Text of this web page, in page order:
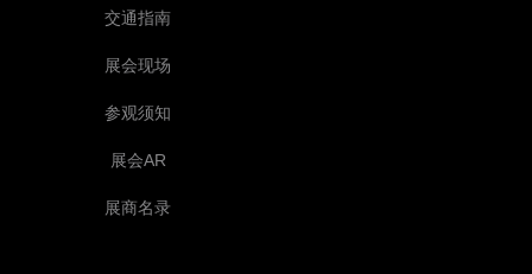
交通指南
展会现场
参观须知
展会AR
展商名录